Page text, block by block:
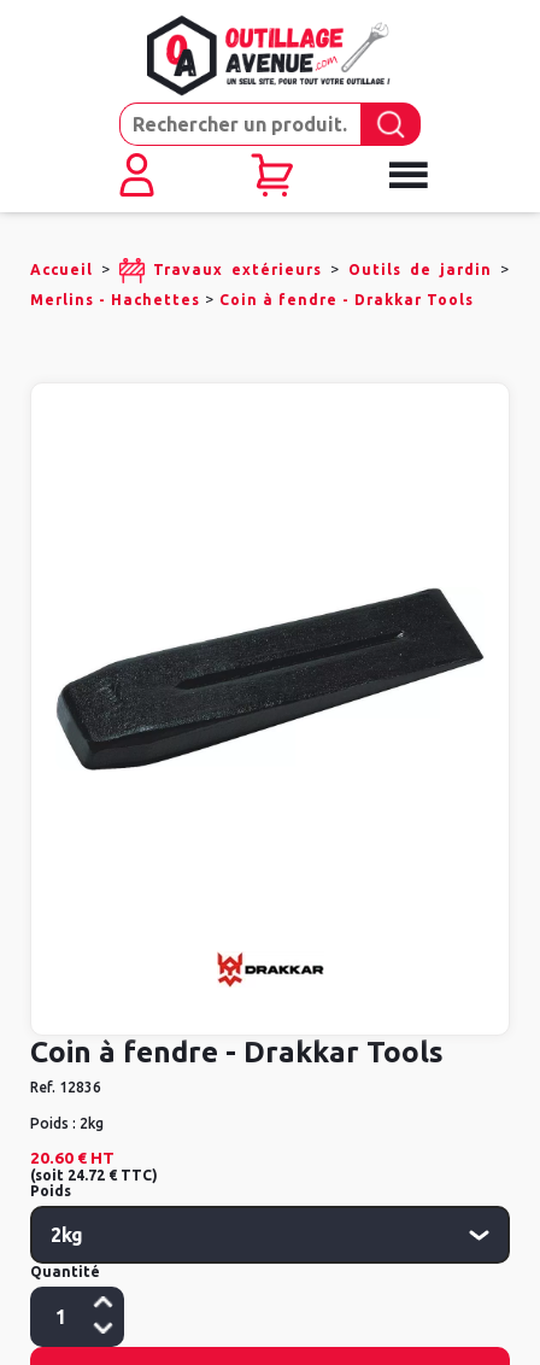
Accueil > Travaux extérieurs > Outils de jardin >
Merlins - Hachettes > Coin à fendre - Drakkar Tools
Coin à fendre - Drakkar Tools
Ref. 12836
Poids : 2kg
20.60 € HT
(soit 24.72 € TTC)
Poids
Quantité